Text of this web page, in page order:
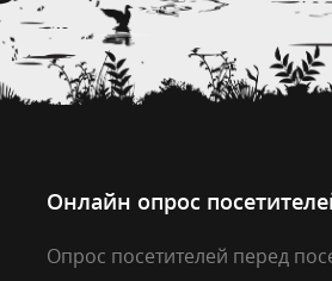
Онлайн опрос
Опрос посетителей перед